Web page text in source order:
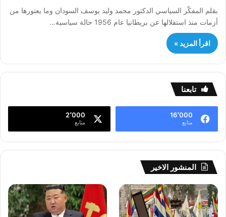
بقلم المفكّر السياسي الدكتور محمد وليد يوسف السودان وما يعتورها من
أزمات منذ استقلالها عن بريطانيا عام 1956 حالة سياسية…
اقرأ المزيد »
تابعنا
16٬000
متابع
2٬000
متابع
المنشور الاخير